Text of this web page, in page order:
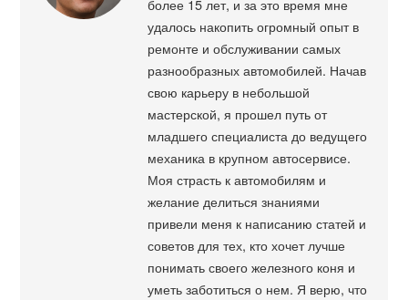
более 15 лет, и за это время мне
удалось накопить огромный опыт в
ремонте и обслуживании самых
разнообразных автомобилей. Начав
свою карьеру в небольшой
мастерской, я прошел путь от
младшего специалиста до ведущего
механика в крупном автосервисе.
Моя страсть к автомобилям и
желание делиться знаниями
привели меня к написанию статей и
советов для тех, кто хочет лучше
понимать своего железного коня и
уметь заботиться о нем. Я верю, что